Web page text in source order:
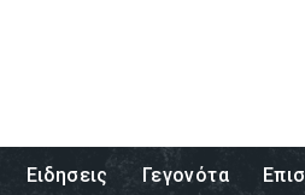
Eιδησεις Γεγονότα